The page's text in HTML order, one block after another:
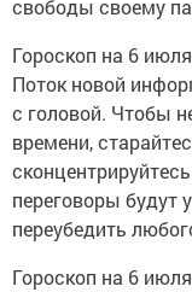
свободы своему
Гороскоп на 6
Поток новой
с головой. Чтобы
времени,
переговоры будут
переубедить
Гороскоп на 6